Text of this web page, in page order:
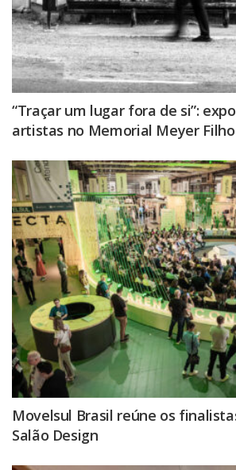
“Traçar um lugar fora de si”:
artistas no Memorial Meyer Filho
Movelsul Brasil reúne os
Salão Design